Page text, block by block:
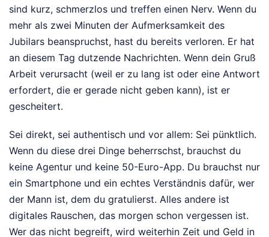
sind kurz, schmerzlos und treffen einen Nerv. Wenn du
mehr als zwei Minuten der Aufmerksamkeit des
Jubilars beanspruchst, hast du bereits verloren. Er hat
an diesem Tag dutzende Nachrichten. Wenn dein Gruß
Arbeit verursacht (weil er zu lang ist oder eine Antwort
erfordert, die er gerade nicht geben kann), ist er
gescheitert.
Sei direkt, sei authentisch und vor allem: Sei pünktlich.
Wenn du diese drei Dinge beherrschst, brauchst du
keine Agentur und keine 50-Euro-App. Du brauchst nur
ein Smartphone und ein echtes Verständnis dafür, wer
der Mann ist, dem du gratulierst. Alles andere ist
digitales Rauschen, das morgen schon vergessen ist.
Wer das nicht begreift, wird weiterhin Zeit und Geld in